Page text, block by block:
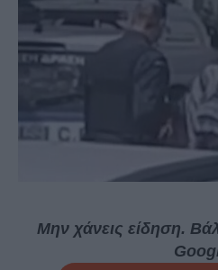
Μην χάνεις είδηση.